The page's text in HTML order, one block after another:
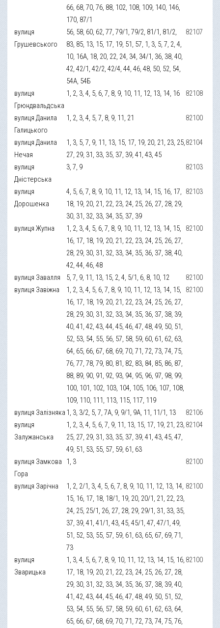
66, 68, 70, 76, 88, 102, 108, 109, 140, 146,
170, 87/1
вулиця
Грушевського
56, 58, 60, 62, 77, 79/1, 79/2, 81/1, 81/2,
83, 85, 13, 15, 17, 19, 51, 57, 1, 3, 5, 7, 2, 4,
10, 16A, 18, 20, 22, 24, 34, 34/1, 36, 38, 40,
42, 42/1, 42/2, 42/4, 44, 46, 48, 50, 52, 54,
54A, 54Б
82107
вулиця
Грюндвальдська
1, 2, 3, 4, 5, 6, 7, 8, 9, 10, 11, 12, 13, 14, 16 82108
вулиця Данила
Галицького
1, 2, 3, 4, 5, 7, 8, 9, 11, 21 82100
вулиця Данила
Нечая
1, 3, 5, 7, 9, 11, 13, 15, 17, 19, 20, 21, 23, 25,
27, 29, 31, 33, 35, 37, 39, 41, 43, 45
82104
вулиця
Дністерська
3, 7, 9 82103
вулиця
Дорошенка
4, 5, 6, 7, 8, 9, 10, 11, 12, 13, 14, 15, 16, 17,
18, 19, 20, 21, 22, 23, 24, 25, 26, 27, 28, 29,
30, 31, 32, 33, 34, 35, 37, 39
82103
вулиця Жупна
1, 2, 3, 4, 5, 6, 7, 8, 9, 10, 11, 12, 13, 14, 15,
16, 17, 18, 19, 20, 21, 22, 23, 24, 25, 26, 27,
28, 29, 30, 31, 32, 33, 34, 35, 36, 37, 38, 40,
42, 44, 46, 48
82100
вулиця Завалля 5, 7, 9, 11, 13, 15, 2, 4, 5/1, 6, 8, 10, 12
82100
вулиця Завіжна
1, 2, 3, 4, 5, 6, 7, 8, 9, 10, 11, 12, 13, 14, 15,
16, 17, 18, 19, 20, 21, 22, 23, 24, 25, 26, 27,
28, 29, 30, 31, 32, 33, 34, 35, 36, 37, 38, 39,
40, 41, 42, 43, 44, 45, 46, 47, 48, 49, 50, 51,
52, 53, 54, 55, 56, 57, 58, 59, 60, 61, 62, 63,
64, 65, 66, 67, 68, 69, 70, 71, 72, 73, 74, 75,
76, 77, 78, 79, 80, 81, 82, 83, 84, 85, 86, 87,
88, 89, 90, 91, 92, 93, 94, 95, 96, 97, 98, 99,
100, 101, 102, 103, 104, 105, 106, 107, 108,
109, 110, 111, 113, 115, 117, 119
82100
вулиця Залізняка 1, 3, 3/2, 5, 7, 7A, 9, 9/1, 9A, 11, 11/1, 13
82106
вулиця
Залужанська
1, 2, 3, 4, 5, 6, 7, 9, 11, 13, 15, 17, 19, 21, 23,
25, 27, 29, 31, 33, 35, 37, 39, 41, 43, 45, 47,
49, 51, 53, 55, 57, 59, 61, 63
82104
вулиця Замкова
Гора
1, 3 82100
вулиця Зарічна
1, 2, 2/1, 3, 4, 5, 6, 7, 8, 9, 10, 11, 12, 13, 14,
15, 16, 17, 18, 18/1, 19, 20, 20/1, 21, 22, 23,
24, 25, 25/1, 26, 27, 28, 29, 29/1, 31, 33, 35,
37, 39, 41, 41/1, 43, 45, 45/1, 47, 47/1, 49,
51, 52, 53, 55, 57, 59, 61, 63, 65, 67, 69, 71,
73
82100
вулиця
Зварицька
1, 3, 4, 5, 6, 7, 8, 9, 10, 11, 12, 13, 14, 15, 16,
17, 18, 19, 20, 21, 22, 23, 24, 25, 26, 27, 28,
29, 30, 31, 32, 33, 34, 35, 36, 37, 38, 39, 40,
41, 42, 43, 44, 45, 46, 47, 48, 49, 50, 51, 52,
53, 54, 55, 56, 57, 58, 59, 60, 61, 62, 63, 64,
65, 66, 67, 68, 69, 70, 71, 72, 73, 74, 75, 76,
82100